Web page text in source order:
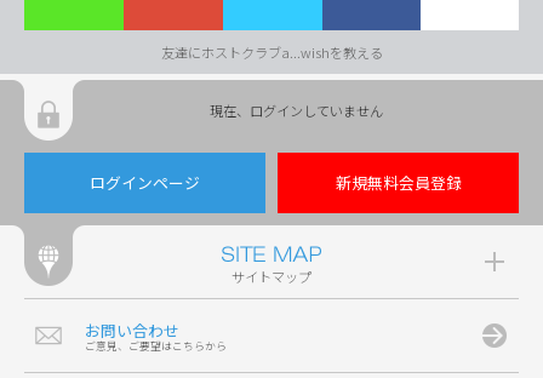
友達にホストクラブa...wishを教える
現在、ログインしていません
ログインページ 新規無料会員登録
サイトマップ
お問い合わせ
ご意見、ご要望はこちらから